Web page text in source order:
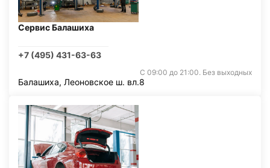
Сервис Балашиха
+7 (495) 431-63-63
С 09:00 до 21:00. Без выходных
Балашиха, Леоновское ш. вл.8